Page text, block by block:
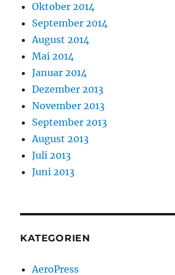
Oktober 2014
September 2014
August 2014
Mai 2014
Januar 2014
Dezember 2013
November 2013
September 2013
August 2013
Juli 2013
Juni 2013
KATEGORIEN
AeroPress